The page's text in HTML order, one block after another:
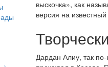
выскочка», как
версия на
Дардан Алиу, так